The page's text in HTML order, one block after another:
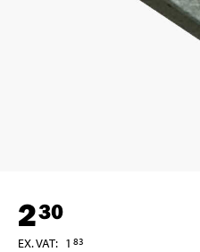
230
EX. VAT: 1 83